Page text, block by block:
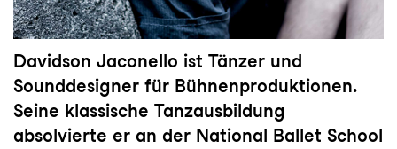
Davidson Jaconello ist Tänzer und
Sounddesigner für Bühnenproduktionen.
Seine klassische Tanzausbildung
absolvierte er an der National Ballet School